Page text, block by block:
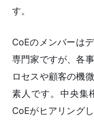
す。
CoEのメンバーは
専門家ですが、各
ロセスや顧客の機
素人です。中央集
CoEがヒアリング